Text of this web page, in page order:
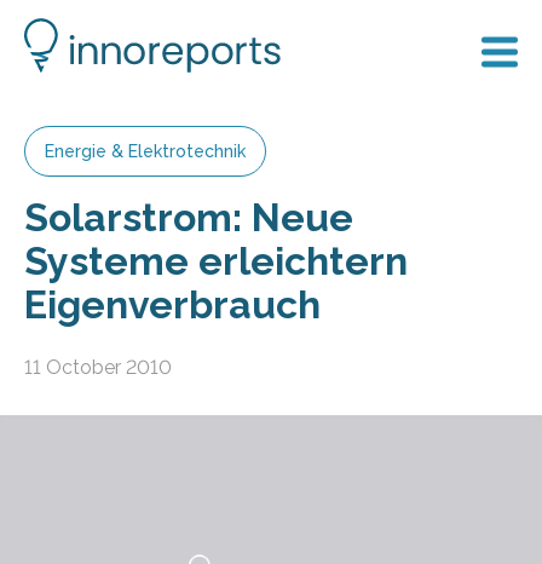
Energie & Elektrotechnik
Solarstrom: Neue
Systeme erleichtern
Eigenverbrauch
11 October 2010